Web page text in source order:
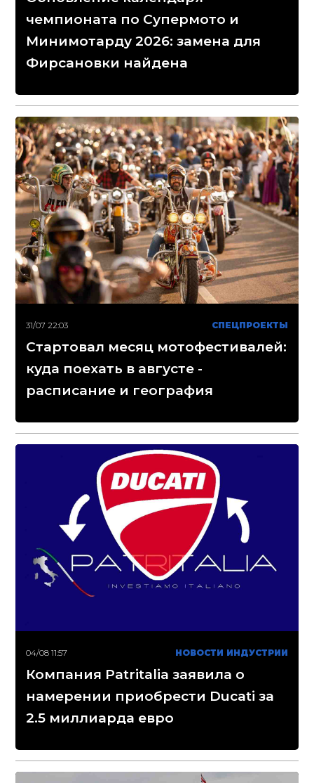
чемпионата по Супермото и
Минимотарду 2026: замена для
Фирсановки найдена
31/07 22:03 СПЕЦПРОЕКТЫ
Стартовал месяц мотофестивалей:
куда поехать в августе -
расписание и география
04/08 11:57 НОВОСТИ ИНДУСТРИИ
Компания Patritalia заявила о
намерении приобрести Ducati за
2.5 миллиарда евро